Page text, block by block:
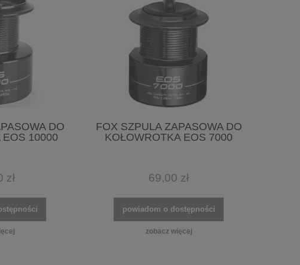
DO
10000
zł
FOX SZPULA ZAPASOWA DO
KOŁOWROTKA EOS 7000
69,00 zł
powiadom o dostępności
zobacz więcej